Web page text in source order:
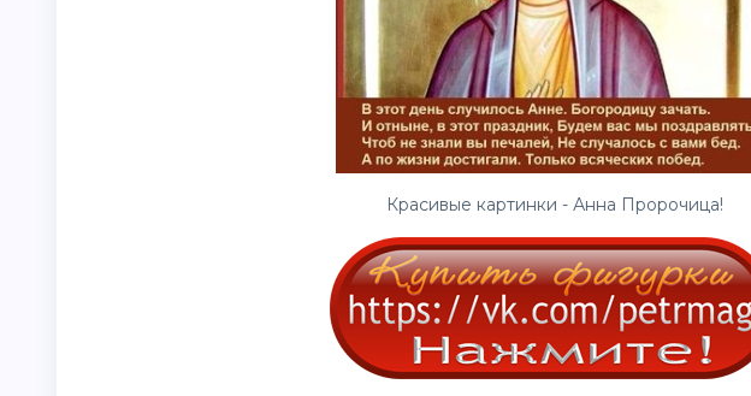
Красивые картинки - Анна Пророчица!